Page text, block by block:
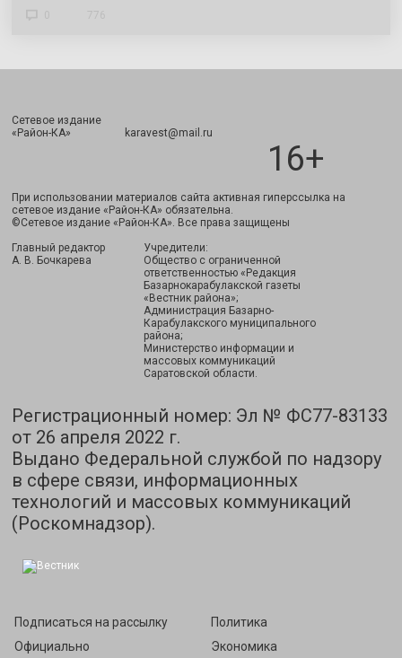
Сетевое издание
«Район-КА» karavest@mail.ru
16+
При использовании материалов сайта активная гиперссылка на
сетевое издание «Район-КА» обязательна.
©Сетевое издание «Район-КА». Все права защищены
Главный редактор
А. В. Бочкарева
Учредители:
Общество с ограниченной
ответственностью «Редакция
Базарнокарабулакской газеты
«Вестник района»;
Администрация Базарно-
Карабулакского муниципального
района;
Министерство информации и
массовых коммуникаций
Саратовской области.
Регистрационный номер: Эл № ФС77-83133
от 26 апреля 2022 г.
Выдано Федеральной службой по надзору
в сфере связи, информационных
технологий и массовых коммуникаций
(Роскомнадзор).
Подписаться на рассылку
Официально
Политика
Экономика
Подписаться